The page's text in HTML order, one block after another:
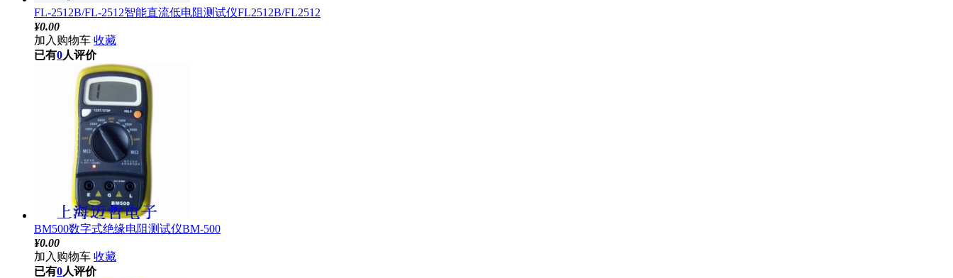
FL-2512B/FL-2512智能直流低电阻测试仪FL2512B/FL2512
¥0.00
加入购物车 收藏
已有0人评价
BM500数字式绝缘电阻测试仪BM-500
¥0.00
加入购物车 收藏
已有0人评价